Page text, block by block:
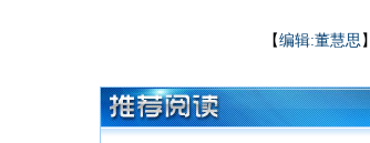
【编辑:董慧思 】